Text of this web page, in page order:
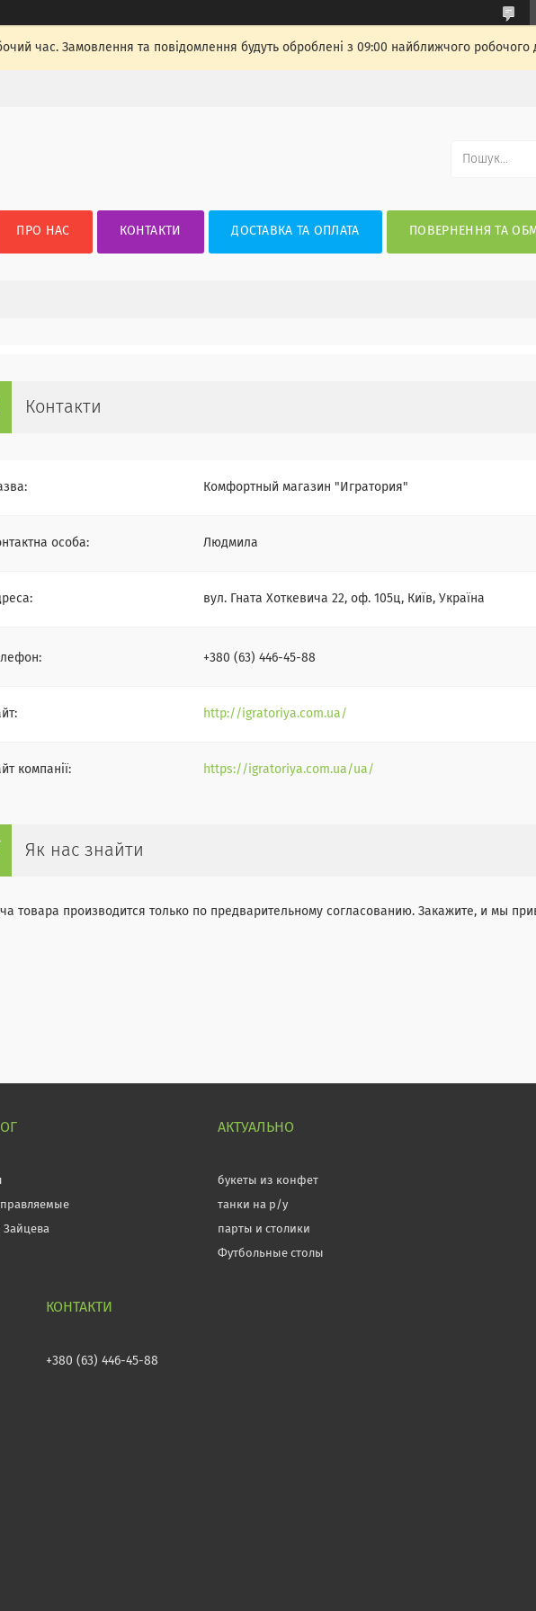
час. Замовлення та повідомлення будуть оброблені з 09:00 найближчого робочого
ПРО НАС КОНТАКТИ ДОСТАВКА ТА ОПЛАТА ПОВЕРНЕННЯ ТА
Контакти
Комфортный магазин "Игратория"
Людмила
вул. Гната Хоткевича 22, оф. 105ц, Київ, Україна
+380 (63) 446-45-88
http://igratoriya.com.ua/
https://igratoriya.com.ua/ua/
Як нас знайти
товара производится только по предварительному согласованию. Закажите, и мы
Зайцева
АКТУАЛЬНО
букеты из конфет
танки на р/у
парты и столики
Футбольные столы
+380 (63) 446-45-88